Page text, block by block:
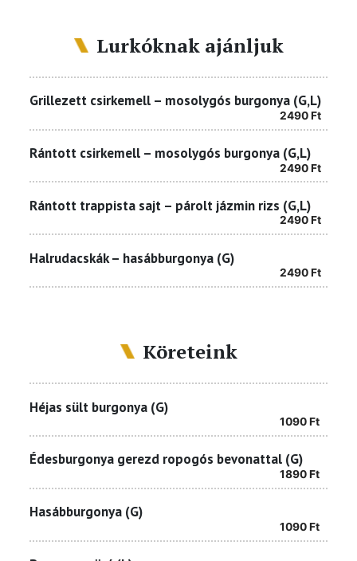
Lurkóknak ajánljuk
Grillezett csirkemell – mosolygós burgonya (G,L)
2490Ft
Rántott csirkemell – mosolygós burgonya (G,L)
2490Ft
Rántott trappista sajt – párolt jázmin rizs (G,L)
2490Ft
Halrudacskák – hasábburgonya (G)
2490Ft
Köreteink
Héjas sült burgonya (G)
1090Ft
Édesburgonya gerezd ropogós bevonattal (G)
1890Ft
Hasábburgonya (G)
1090Ft